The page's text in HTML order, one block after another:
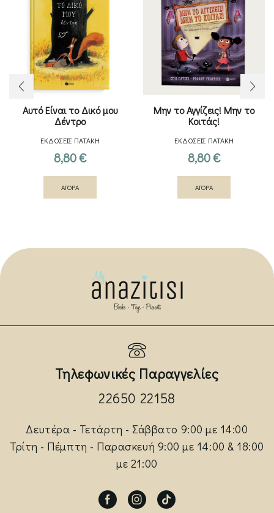
Αυτό Είναι το Δικό μου
Δέντρο
ΕΚΔΟΣΕΙΣ ΠΑΤΑΚΗ
8,80€
ΑΓΟΡΑ
Μην το Αγγίζεις! Μην το
Κοιτάς!
ΕΚΔΟΣΕΙΣ ΠΑΤΑΚΗ
8,80€
ΑΓΟΡΑ
Τηλεφωνικές Παραγγελίες
22650 22158
Δευτέρα - Τετάρτη - Σάββατο 9:00 με 14:00
Τρίτη - Πέμπτη - Παρασκευή 9:00 με 14:00 & 18:00
με 21:00
FacebookInstagram
Tik-